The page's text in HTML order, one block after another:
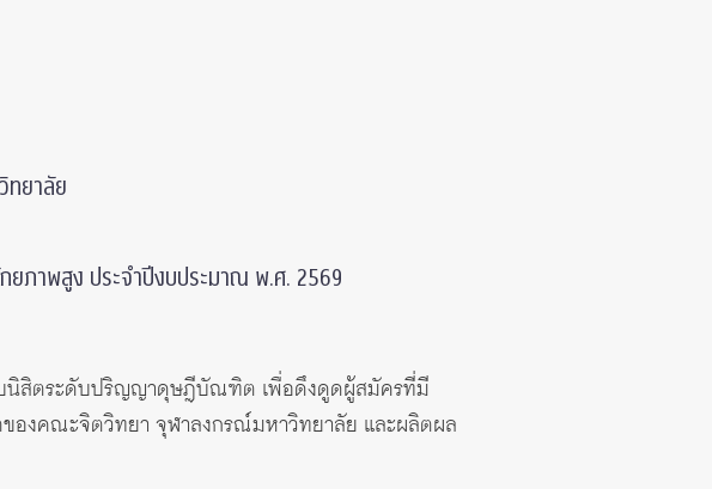
ยาลัย
ยภาพสูง ประจําปีงบประมาณ พ.ศ. 2569
นิสิตระดับปริญญาดุษฎีบัณฑิต เพื่อดึงดูดผู้สมัครที่มี
องคณะจิตวิทยา จุฬาลงกรณ์มหาวิทยาลัย และผลิตผล